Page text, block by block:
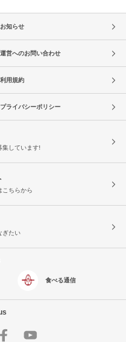
お知らせ
運営へのお問い合わせ
利用規約
プライバシーポリシー
集しています!
こちらから
ぎたい
食べる通信